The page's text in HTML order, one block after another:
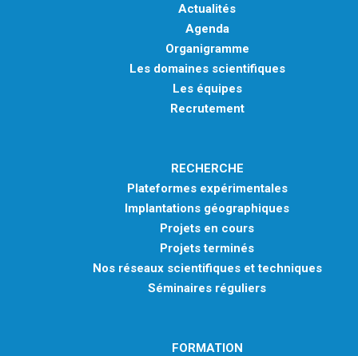
Actualités
Agenda
Organigramme
Les domaines scientifiques
Les équipes
Recrutement
RECHERCHE
Plateformes expérimentales
Implantations géographiques
Projets en cours
Projets terminés
Nos réseaux scientifiques et techniques
Séminaires réguliers
FORMATION